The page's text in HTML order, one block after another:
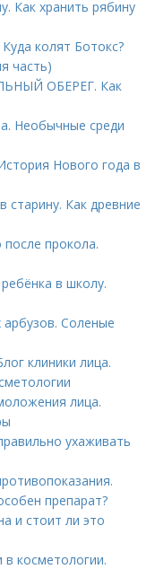
Как хранить рябину
колят Ботокс?
часть)
ОБЕРЕГ. Как
Необычные среди
Нового года в
старину. Как древние
после прокола.
в школу.
Соленые
клиники лица.
лица.
ухаживать
препарат?
и стоит ли это
косметологии.